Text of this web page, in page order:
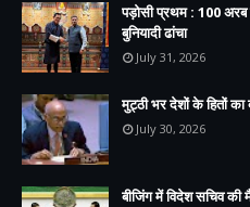
पड़ोसी प्रथम : 100
बुनियादी ढांचा
July 31, 2026
मुट्ठी भर देशों के हितों
July 30, 2026
बीजिंग में विदेश सचिव